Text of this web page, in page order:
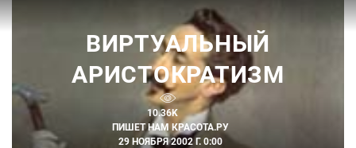
ВИРТУАЛЬНЫЙ
АРИСТОКРАТИЗМ
10.36K
ПИШЕТ НАМ КРАСОТА.РУ
29 НОЯБРЯ 2002 Г. 0:00